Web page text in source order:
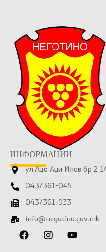
ИНФОРМАЦИИ
ул.Ацо Аџи Илов бр 2
043/361-045
043/361-933
info@negotino.gov.mk